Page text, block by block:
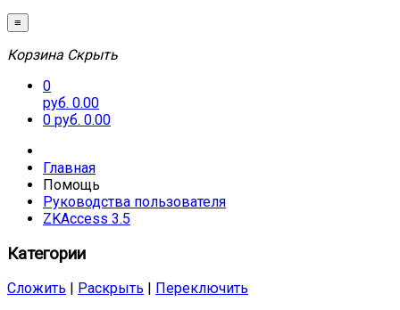
≡
Корзина Скрыть
0
руб. 0.00
0 руб. 0.00
Главная
Помощь
Руководства пользователя
ZKAccess 3.5
Категории
Сложить Раскрыть
Переключить